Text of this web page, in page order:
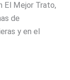
El Mejor Trato,
de
y en el